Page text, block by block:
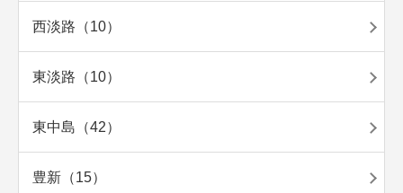
西淡路（10）
東淡路（10）
東中島（42）
豊新（15）